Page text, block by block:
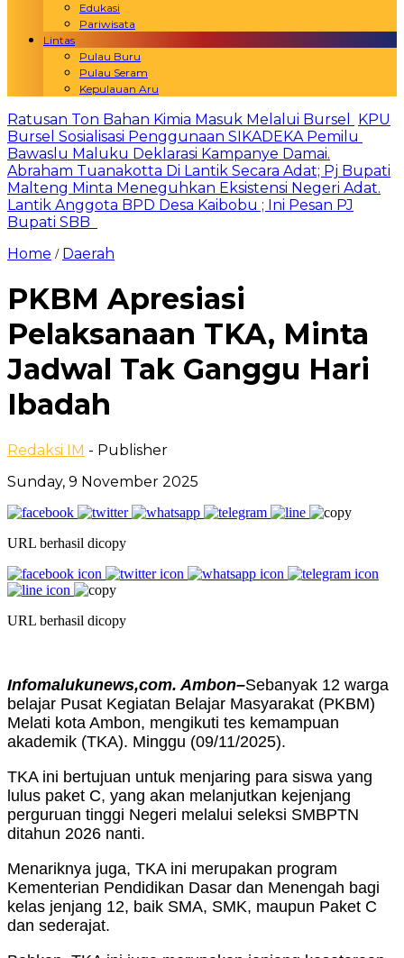
Edukasi
Pariwisata
Lintas
Pulau Buru
Pulau Seram
Kepulauan Aru
Ratusan Ton Bahan Kimia Masuk Melalui Bursel
KPU
Bursel Sosialisasi Penggunaan SIKADEKA Pemilu
Bawaslu Maluku Deklarasi Kampanye Damai.
Abraham Tuanakotta Di Lantik Secara Adat; Pj Bupati
Malteng Minta Meneguhkan Eksistensi Negeri Adat.
Lantik Anggota BPD Desa Kaibobu ; Ini Pesan PJ
Bupati SBB
Home / Daerah
PKBM Apresiasi
Pelaksanaan TKA, Minta
Jadwal Tak Ganggu Hari
Ibadah
Redaksi IM - Publisher
Sunday, 9 November 2025
URL berhasil dicopy
URL berhasil dicopy
Infomalukunews,com. Ambon–Sebanyak 12 warga
belajar Pusat Kegiatan Belajar Masyarakat (PKBM)
Melati kota Ambon, mengikuti tes kemampuan
akademik (TKA). Minggu (09/11/2025).
TKA ini bertujuan untuk menjaring para siswa yang
lulus paket C, yang akan melanjutkan kejenjang
perguruan tinggi Negeri melalui seleksi SMBPTN
ditahun 2026 nanti.
Menariknya juga, TKA ini merupakan program
Kementerian Pendidikan Dasar dan Menengah bagi
kelas jenjang 12, baik SMA, SMK, maupun Paket C
dan sederajat.